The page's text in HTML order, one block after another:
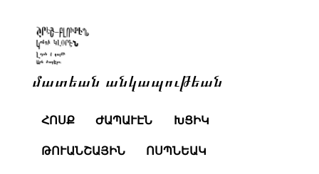
մատեան անկապութեան
ՀՈՍՔ ԺԱՊԱՒԷՆ ԽՑԻԿ
ԹՈՒԱՆՇԱՅԻՆ ՈՍՊՆԵԱԿ